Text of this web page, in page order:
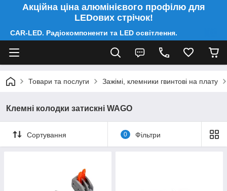
Акційна ціна алюмінієвого профілю для
LEDових стрічок!
CAR-LED. Радіокомпоненти та LED освітлення.
Товари та послуги Зажімі, клемники гвинтові на плату
Клемні колодки затискні WAGO
Сортування 0 Фільтри